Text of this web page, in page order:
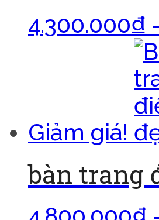
4.300.000₫
Giảm giá!
bàn trang